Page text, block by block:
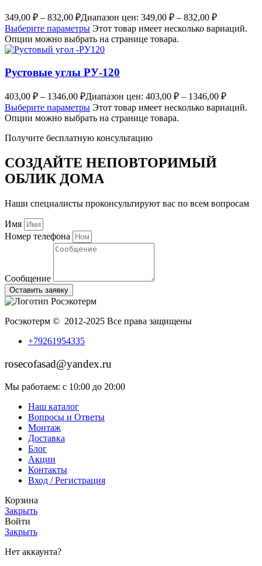
349,00 ₽ – 832,00 ₽Диапазон цен: 349,00 ₽ – 832,00 ₽
Выберите параметры Этот товар имеет несколько вариаций.
Опции можно выбрать на странице товара.
Рустовые углы РУ-120
403,00 ₽ – 1346,00 ₽Диапазон цен: 403,00 ₽ – 1346,00 ₽
Выберите параметры Этот товар имеет несколько вариаций.
Опции можно выбрать на странице товара.
Получите бесплатную консультацию
СОЗДАЙТЕ НЕПОВТОРИМЫЙ
ОБЛИК ДОМА
Наши специалисты проконсультируют вас по всем вопросам
Имя
Номер телефона
Сообщение
Оставить заявку
Росэкотерм © 2012-2025 Все права защищены
+79261954335
rosecofasad@yandex.ru
Мы работаем: с 10:00 до 20:00
Наш каталог
Вопросы и Ответы
Монтаж
Доставка
Блог
Акции
Контакты
Вход / Регистрация
Корзина
Закрыть
Войти
Закрыть
Нет аккаунта?